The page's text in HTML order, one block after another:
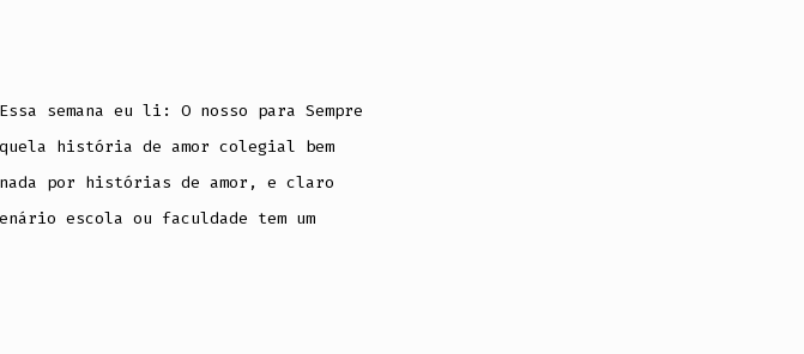
semana eu li: O nosso para Sempre
história de amor colegial bem
por histórias de amor, e claro
escola ou faculdade tem um